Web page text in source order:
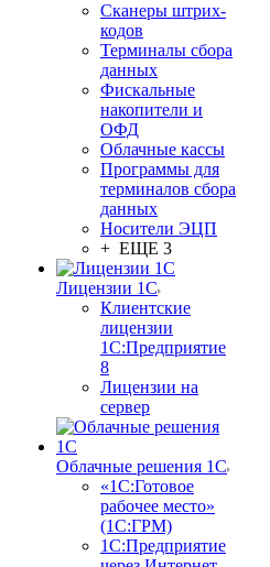
Сканеры штрих-
кодов
Терминалы сбора
данных
Фискальные
накопители и
ОФД
Облачные кассы
Программы для
терминалов сбора
данных
Носители ЭЦП
+ ЕЩЕ 3
Лицензии 1С
Клиентские
лицензии
1С:Предприятие
8
Лицензии на
сервер
Облачные решения 1С
«1C:Готовое
рабочее место»
(1С:ГРМ)
1С:Предприятие